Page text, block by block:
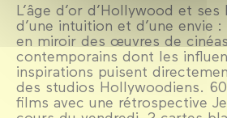
L’âge d’or d’Hollywood et
d’une intuition et d’une envie
en miroir des œuvres de
contemporains dont les
inspirations puisent
des studios Hollywoodiens.
films avec une rétrospective